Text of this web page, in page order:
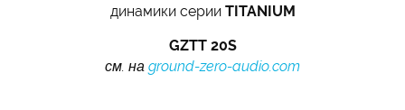
динамики серии TITANIUM
GZTT 20S
см. на ground-zero-audio.com